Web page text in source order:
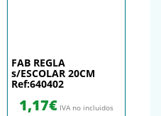
FAB REGLA
s/ESCOLAR 20CM
Ref:640402
1,17€ IVA no incluidos